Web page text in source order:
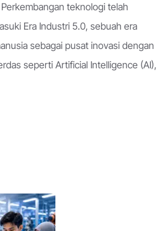
Perkembangan teknologi telah
Era Industri 5.0, sebuah era
sebagai pusat inovasi dengan
seperti Artificial Intelligence (AI),